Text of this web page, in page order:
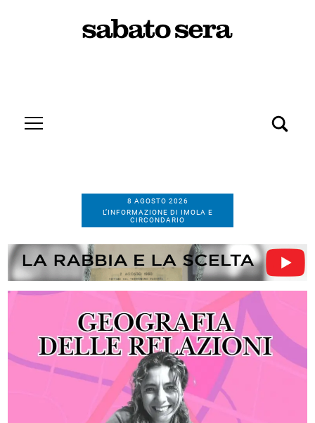
8 AGOSTO 2026
L’INFORMAZIONE DI IMOLA E
CIRCONDARIO